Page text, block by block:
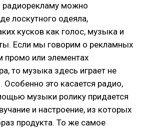
радиорекламу можно
лоскутного одеяла,
кусков как голос, музыка и
Если мы говорим о рекламных
промо или элементах
то музыка здесь играет не
это касается радио,
музыки ролику придается
и настроение, из которых
продукта. То же самое